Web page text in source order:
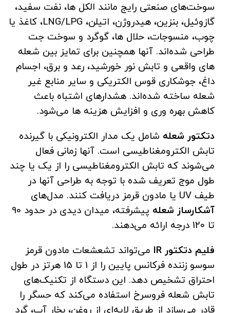
سوخت‌های صنعتی رایج مانند الکل ها، نفت سفید،
گازوئیل، بنزین، هیدروژن، اتیلن، LNG/LPG، کاغذ یا
چوب، منسوجات، حلال ها، گوگرد و سوخت جت
طراحی شده‌اند. آنها همچنین برای تمایز بین شعله
های واقعی و تابش نور خورشید، رعد و برق، اجسام
داغ، جوشکاری قوس الکتریکی و سایر منابع غیر
شعله ساخته شده‌اند. هشدارهای اشتباه باعث
کاهش بهره وری و افزایش هزینه ها می‌شود.
دتکتور شعله شامل یک مدار الکترونیکی با گیرنده
تابش الکترومغناطیسی است. آنها زمانی فعال
می‌شوند که تابش الکترومغناطیسی را از یک یا چند
طول موج تعریف شده با توجه به طراحی آنها در
طیف UV یا مادون قرمز دریافت کنند. مدل‌های
آشکارساز شعله
پیشرفته، میدان دیدی در حدود 90
تا 120 درجه ارائه می‌دهند.
فلیم دتکتور IR می‌تواند تشعشعات مادون قرمز
سوسو زننده فرکانس پایین را از 1 تا 15 هرتز در طول
احتراق تشخیص دهد. این دستگاه از تکنیک‌های
تابش شعله فروسرخ استفاده می‌کند که حسگر را
قادر می‌سازد از طریق لایه‌ای از روغن، بخار آب، گرد